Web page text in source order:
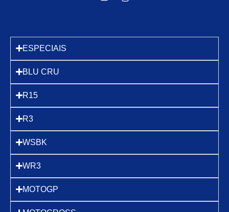
ESPECIAIS
BLU CRU
R15
R3
WSBK
WR3
MOTOGP